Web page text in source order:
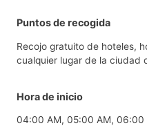
Puntos de recogida
Recojo gratuito de hoteles,
cualquier lugar de la ciudad
Hora de inicio
04:00 AM, 05:00 AM, 06:00